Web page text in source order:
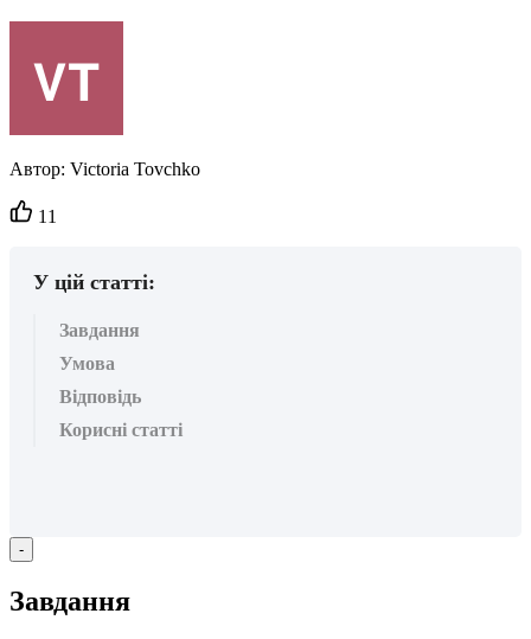
Автор: Victoria Tovchko
Кількість
вподобайок:
11
У цій статті:
Завдання
Умова
Відповідь
Корисні статті
-
Завдання